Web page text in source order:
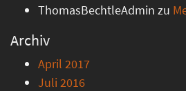
ThomasBechtleAdmin zu
Archiv
April 2017
Juli 2016